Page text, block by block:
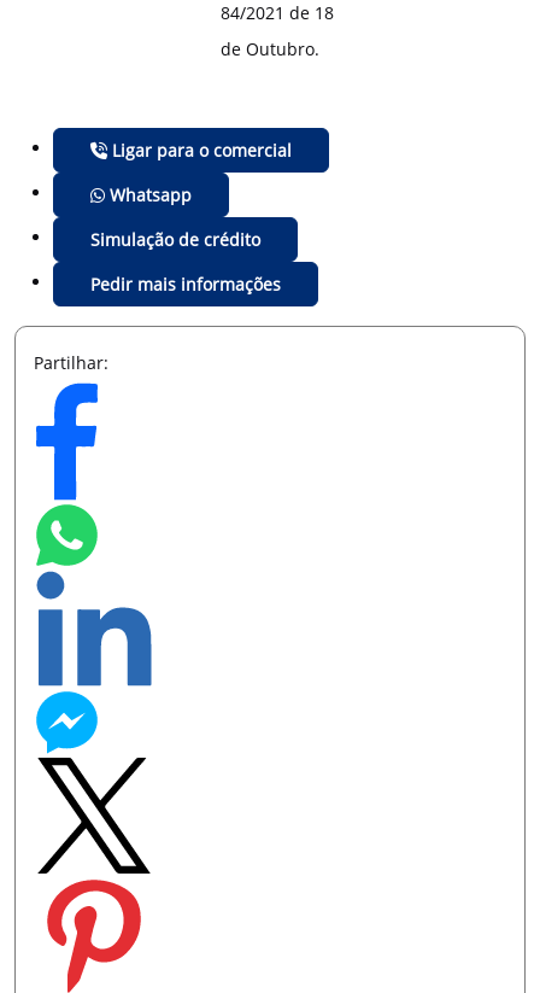
84/2021 de 18
de Outubro.
Ligar para o comercial
Whatsapp
Simulação de crédito
Pedir mais informações
Partilhar: